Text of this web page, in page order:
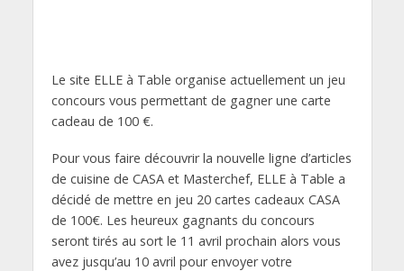
Le site ELLE à Table organise actuellement un jeu
concours vous permettant de gagner une carte
cadeau de 100 €.
Pour vous faire découvrir la nouvelle ligne d’articles
de cuisine de CASA et Masterchef, ELLE à Table a
décidé de mettre en jeu 20 cartes cadeaux CASA
de 100€. Les heureux gagnants du concours
seront tirés au sort le 11 avril prochain alors vous
avez jusqu’au 10 avril pour envoyer votre